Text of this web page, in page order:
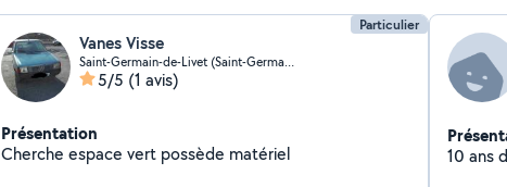
Particulier
Vanes Visse
Saint-Germain-de-Livet (Saint-Germain-de-Livet)
5/5 (1 avis)
Présentation
Cherche espace vert possède matériel 10 ans